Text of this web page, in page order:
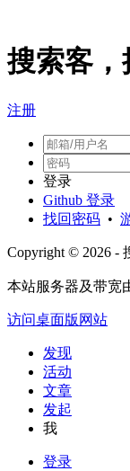
搜索客
注册
登录
Github 登录
找回密码 •
Copyright © 2026 -
本站服务器及带宽
访问桌面版网站
发现
活动
文章
发起
我
登录